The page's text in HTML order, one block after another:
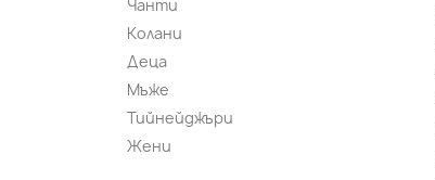
Чанти
Колани
Деца
Мъже
Тийнейджъри
Жени